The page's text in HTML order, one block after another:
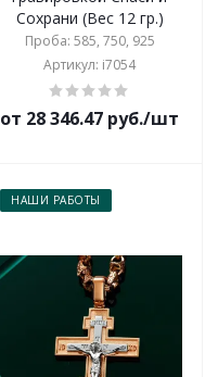
Сохрани (Вес 12 гр.)
Проба: 585, 750, 925
Артикул: i7054
от 28 346.47 руб./шт
НАШИ РАБОТЫ